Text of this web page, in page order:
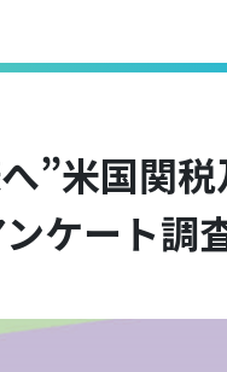
”米国関
ケート調